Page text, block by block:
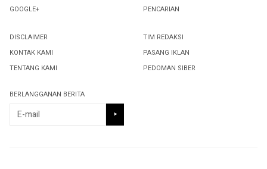
GOOGLE+
PENCARIAN
DISCLAIMER
KONTAK KAMI
TENTANG KAMI
TIM REDAKSI
PASANG IKLAN
PEDOMAN SIBER
BERLANGGANAN BERITA